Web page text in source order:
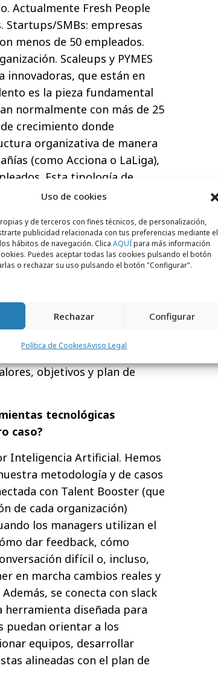
Uso de cookies
y de terceros con fines técnicos, de personalización,
publicidad relacionada con tus preferencias mediante el
hábitos de navegación. Clica AQUÍpara más información
Puedes aceptar todas las cookies pulsando el botón
o rechazar su uso pulsando el botón "Configurar".
Rechazar Configurar
Política de CookiesAviso Legal
Actualmente Fresh People
Startups/SMBs: empresas
menos de 50 empleados.
Scaleups y PYMES
innovadoras, que están en
es la pieza fundamental
normalmente con más de 25
crecimiento donde
organizativa de manera
(como Acciona o LaLiga),
Esta tipología de
piezas fundamentales
grandes compañías con
grandes
(tipo consultoría) para
de talento, objetivos
(recruitment).
que pongan en marcha el
configuramos y
permite hacer una gestión
objetivos y plan de
tecnológicas
caso?
Inteligencia Artificial. Hemos
metodología y de casos
con Talent Booster (que
de cada organización)
los managers utilizan el
dar feedback, cómo
difícil o, incluso,
en marcha cambios reales y
se conecta con slack
herramienta diseñada para
puedan orientar a los
equipos, desarrollar
alineadas con el plan de